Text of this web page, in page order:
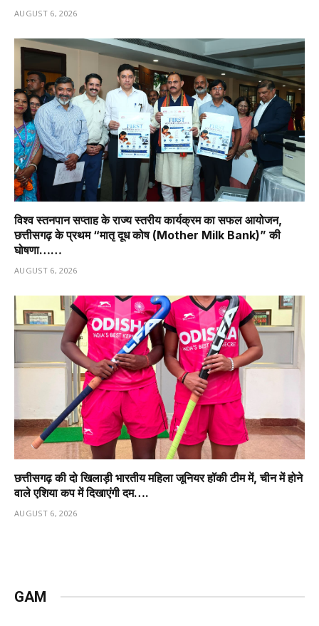
AUGUST 6, 2026
विश्व स्तनपान सप्ताह के राज्य स्तरीय कार्यक्रम का सफल आयोजन,
छत्तीसगढ़ के प्रथम “मातृ दूध कोष (Mother Milk Bank)” की
घोषणा……
AUGUST 6, 2026
छत्तीसगढ़ की दो खिलाड़ी भारतीय महिला जूनियर हॉकी टीम में, चीन में होने
वाले एशिया कप में दिखाएंगी दम….
AUGUST 6, 2026
GAM